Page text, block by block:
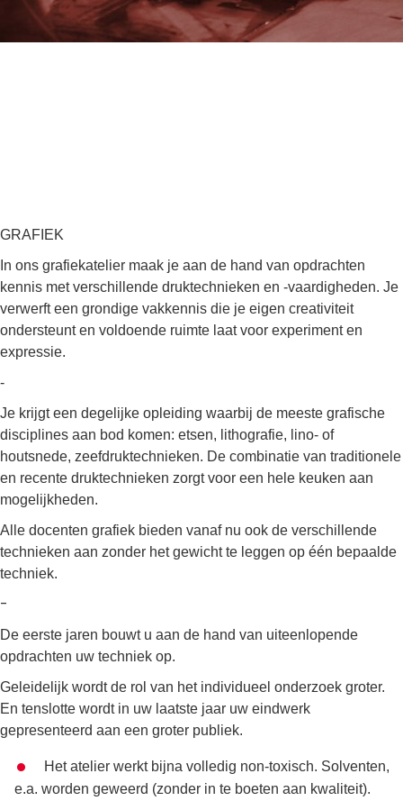
GRAFIEK
In ons grafiekatelier maak je aan de hand van opdrachten
kennis met verschillende druktechnieken en -vaardigheden. Je
verwerft een grondige vakkennis die je eigen creativiteit
ondersteunt en voldoende ruimte laat voor experiment en
expressie.
-
Je krijgt een degelijke opleiding waarbij de meeste grafische
disciplines aan bod komen: etsen, lithografie, lino- of
houtsnede, zeefdruktechnieken. De combinatie van traditionele
en recente druktechnieken zorgt voor een hele keuken aan
mogelijkheden.
Alle docenten grafiek bieden vanaf nu ook de verschillende
technieken aan zonder het gewicht te leggen op één bepaalde
techniek.
-
De eerste jaren bouwt u aan de hand van uiteenlopende
opdrachten uw techniek op.
Geleidelijk wordt de rol van het individueel onderzoek groter.
En tenslotte wordt in uw laatste jaar uw eindwerk
gepresenteerd aan een groter publiek.
Het atelier werkt bijna volledig non-toxisch. Solventen,
e.a. worden geweerd (zonder in te boeten aan kwaliteit).